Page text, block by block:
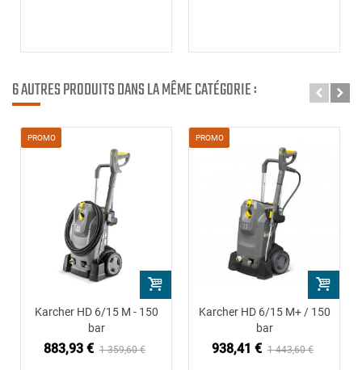
6 AUTRES PRODUITS DANS LA MÊME CATÉGORIE :
PROMO
Karcher HD 6/15 M - 150
bar
883,93 € 1 359,60 €
PROMO
Karcher HD 6/15 M+ / 150
bar
938,41 € 1 443,60 €